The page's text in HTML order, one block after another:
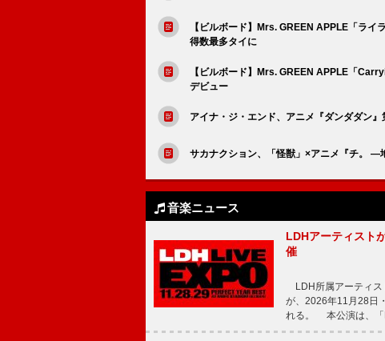
【ビルボード】Mrs. GREEN APPLE「ラ
得数最多タイに
【ビルボード】Mrs. GREEN APPLE「
デビュー
アイナ・ジ・エンド、アニメ『ダンダダン
サカナクション、「怪獣」×アニメ『チ。
音楽ニュース
LDHアーティスト
催
LDH所属アーティス
が、2026年11月28日
れる。 本公演は、